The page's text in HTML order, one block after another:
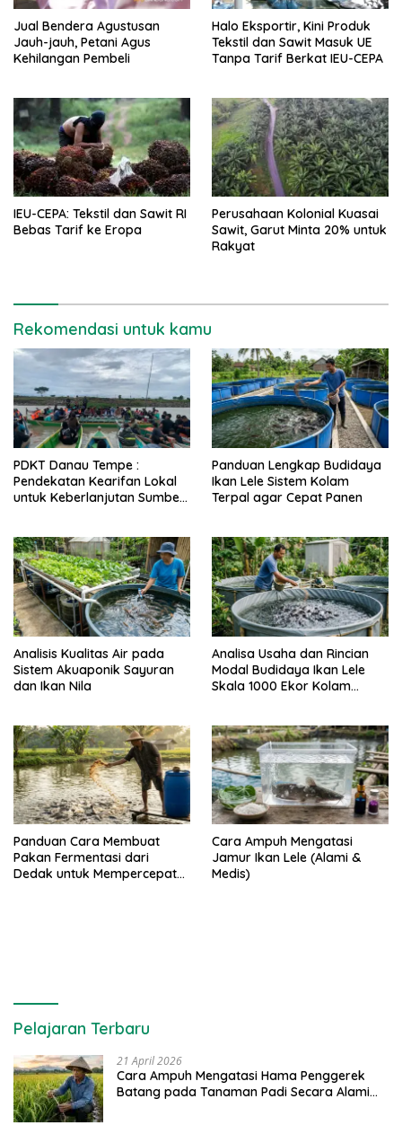
Jual Bendera Agustusan
Jauh-jauh, Petani Agus
Kehilangan Pembeli
Halo Eksportir, Kini Produk
Tekstil dan Sawit Masuk UE
Tanpa Tarif Berkat IEU-CEPA
IEU-CEPA: Tekstil dan Sawit RI
Bebas Tarif ke Eropa
Perusahaan Kolonial Kuasai
Sawit, Garut Minta 20% untuk
Rakyat
Rekomendasi untuk kamu
PDKT Danau Tempe :
Pendekatan Kearifan Lokal
untuk Keberlanjutan Sumber
Panduan Lengkap Budidaya
Ikan Lele Sistem Kolam
Terpal agar Cepat Panen
Analisis Kualitas Air pada
Sistem Akuaponik Sayuran
dan Ikan Nila
Analisa Usaha dan Rincian
Modal Budidaya Ikan Lele
Skala 1000 Ekor Kolam
Panduan Cara Membuat
Pakan Fermentasi dari
Dedak untuk Mempercepat
Cara Ampuh Mengatasi
Jamur Ikan Lele (Alami &
Medis)
Pelajaran Terbaru
21 April 2026
Cara Ampuh Mengatasi Hama Penggerek
Batang pada Tanaman Padi Secara Alami